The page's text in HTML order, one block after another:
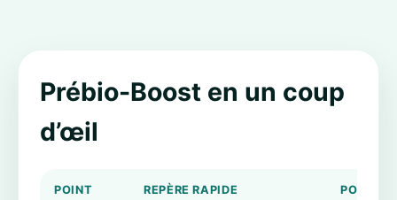
Prébio-Boost en un coup
d’œil
POINT REPÈRE RAPIDE